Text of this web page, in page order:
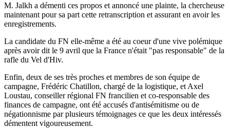
M. Jalkh a démenti ces propos et annoncé une plainte, la chercheuse
maintenant pour sa part cette retranscription et assurant en avoir les
enregistrements.
La candidate du FN elle-même a été au coeur d'une vive polémique
après avoir dit le 9 avril que la France n'était "pas responsable" de la
rafle du Vel d'Hiv.
Enfin, deux de ses très proches et membres de son équipe de
campagne, Frédéric Chatillon, chargé de la logistique, et Axel
Loustau, conseiller régional FN francilien et co-responsable des
finances de campagne, ont été accusés d'antisémitisme ou de
négationnisme par plusieurs témoignages ce que les deux intéressés
démentent vigoureusement.